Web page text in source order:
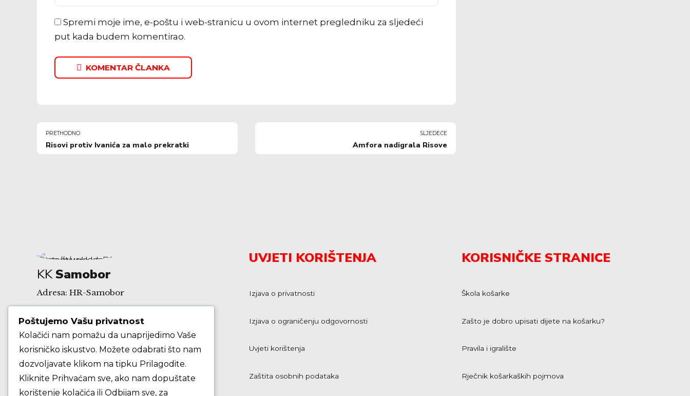
Spremi moje ime, e-poštu i web-stranicu u ovom internet pregledniku za sljedeći
put kada budem komentirao.
KOMENTAR ČLANKA
PRETHODNO
Risovi protiv Ivanića za malo prekratki
SLJEDEĆE
Amfora nadigrala Risove
KKSamobor
Adresa: HR-Samobor
Andrije Hebranga 26A
E-mail: klub@kksamobor.hr
UVJETI KORIŠTENJA
Izjava o privatnosti
Izjava o ograničenju odgovornosti
Uvjeti korištenja
Zaštita osobnih podataka
KORISNIČKE STRANICE
Škola košarke
Zašto je dobro upisati dijete na košarku?
Pravila i igralište
Rječnik košarkaških pojmova
Poštujemo Vašu privatnost
Kolačići nam pomažu da unaprijedimo Vaše
korisničko iskustvo. Možete odabrati što nam
dozvoljavate klikom na tipku Prilagodite.
Kliknite Prihvaćam sve, ako nam dopuštate
korištenje kolačića ili Odbijam sve, za